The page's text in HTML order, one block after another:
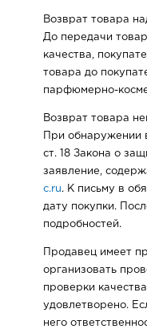
Возврат товара
До передачи
качества,
товара до
парфюмерно-
Возврат товара
При обнаружении
ст. 18 Закона о
заявление,
c.ru. К письму в
дату покупки.
подробностей.
Продавец имеет
организовать
проверки
удовлетворено.
него